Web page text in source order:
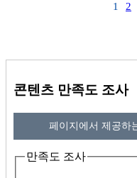
1 2
콘텐츠 만족도 조사
페이지에서 제공하
만족도 조사